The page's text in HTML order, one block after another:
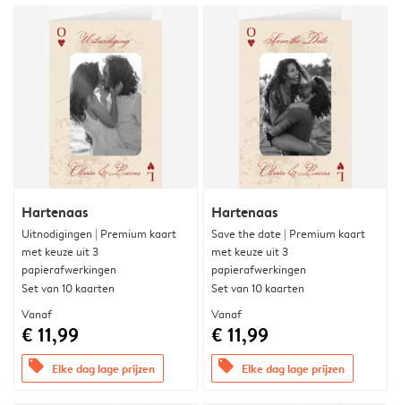
Hartenaas
Uitnodigingen | Premium kaart
met keuze uit 3
papierafwerkingen
Set van 10 kaarten
Vanaf
€ 11,99
offers Elke dag lage prijzen
Hartenaas
Save the date | Premium kaart
met keuze uit 3
papierafwerkingen
Set van 10 kaarten
Vanaf
€ 11,99
offers Elke dag lage prijzen